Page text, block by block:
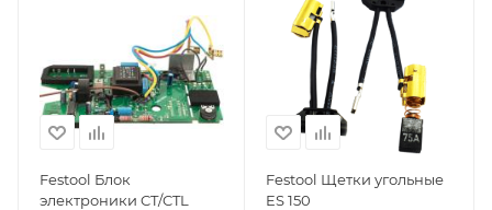
Festool Блок
электроники CT/CTL
Festool Щетки угольные
ES 150